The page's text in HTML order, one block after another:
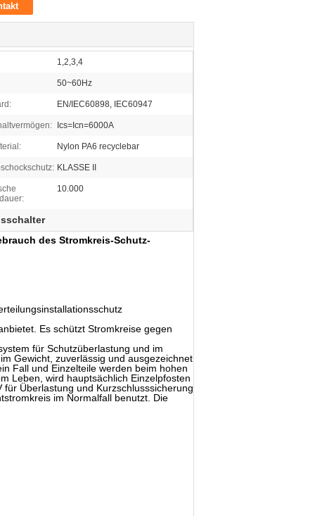
1,2,3,4
50~60Hz
EN/IEC60898, IEC60947
Ics=Icn=6000A
Nylon PA6 recyclebar
KLASSE II
10.000
des Stromkreis-Schutz-
Es schützt Stromkreise gegen
für Schutzüberlastung und im
Gewicht, zuverlässig und ausgezeichnet
Fall und Einzelteile werden beim hohen
Leben, wird hauptsächlich Einzelpfosten
Überlastung und Kurzschlusssicherung
im Normalfall benutzt. Die